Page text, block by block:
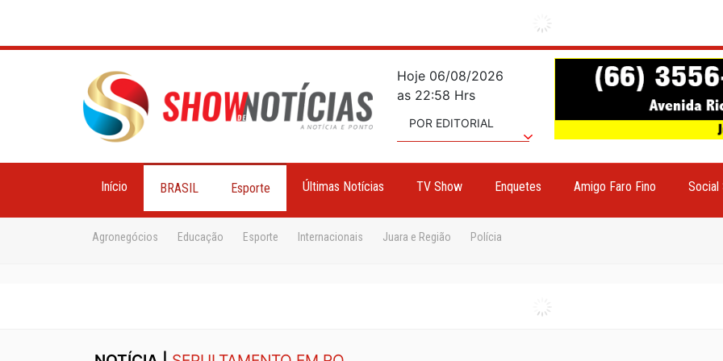
Hoje 06/08/2026
as 22:58 Hrs
POR EDITORIAL
Início BRASIL Esporte Últimas Notícias TV Show Enquetes Amigo Faro Fino Social
Agronegócios Educação Esporte Internacionais Juara e Região Polícia